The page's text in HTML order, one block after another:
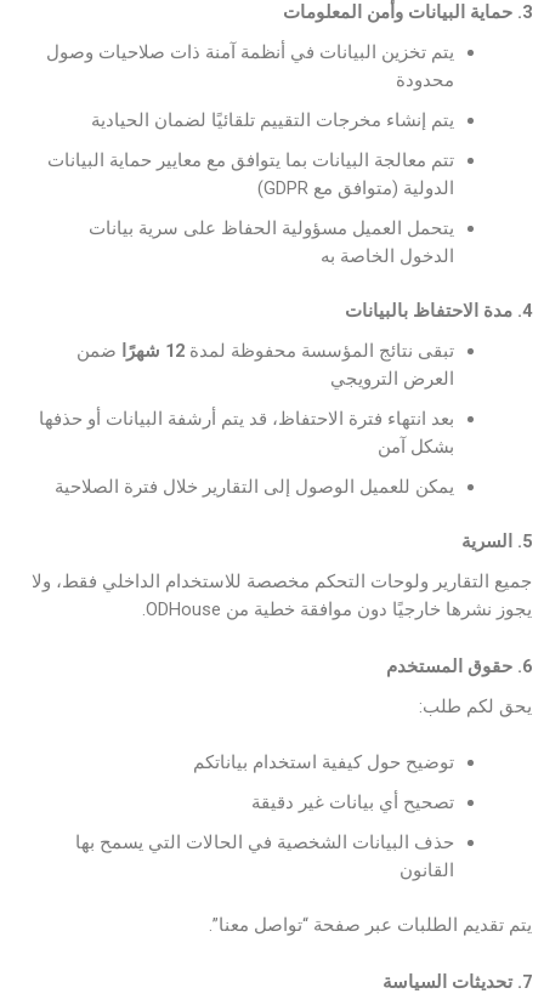
3. حماية البيانات وأمن المعلومات
يتم تخزين البيانات في أنظمة آمنة ذات صلاحيات وصول
محدودة
يتم إنشاء مخرجات التقييم تلقائيًا لضمان الحيادية
تتم معالجة البيانات بما يتوافق مع معايير حماية البيانات
الدولية (متوافق مع GDPR)
يتحمل العميل مسؤولية الحفاظ على سرية بيانات
الدخول الخاصة به
4. مدة الاحتفاظ بالبيانات
تبقى نتائج المؤسسة محفوظة لمدة 12 شهرًا
ضمن
العرض الترويجي
بعد انتهاء فترة الاحتفاظ، قد يتم أرشفة البيانات أو حذفها
بشكل آمن
يمكن للعميل الوصول إلى التقارير خلال فترة الصلاحية
5. السرية
جميع التقارير ولوحات التحكم مخصصة للاستخدام الداخلي فقط، ولا
يجوز نشرها خارجيًا دون موافقة خطية من ODHouse.
6. حقوق المستخدم
يحق لكم طلب:
توضيح حول كيفية استخدام بياناتكم
تصحيح أي بيانات غير دقيقة
حذف البيانات الشخصية في الحالات التي يسمح بها
القانون
يتم تقديم الطلبات عبر صفحة “تواصل معنا”.
7. تحديثات السياسة